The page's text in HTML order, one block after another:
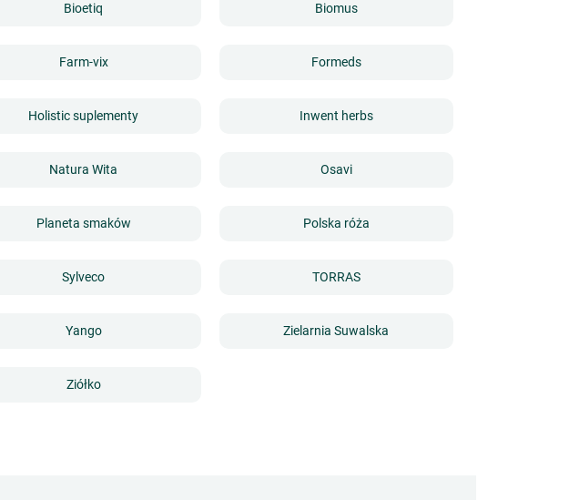
Bioetiq Biomus
Farm-vix Formeds
Holistic suplementy Inwent herbs
Natura Wita Osavi
Planeta smaków Polska róża
Sylveco TORRAS
Yango Zielarnia Suwalska
Ziółko